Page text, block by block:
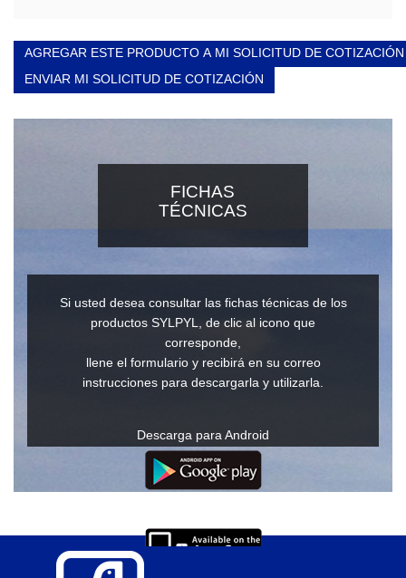
AGREGAR ESTE PRODUCTO A MI SOLICITUD DE COTIZACIÓN
ENVIAR MI SOLICITUD DE COTIZACIÓN
FICHAS
TÉCNICAS
Si usted desea consultar las fichas técnicas de los
productos SYLPYL, de clic al icono que
corresponde,
llene el formulario y recibirá en su correo
instrucciones para descargarla y utilizarla.
Descarga para Android